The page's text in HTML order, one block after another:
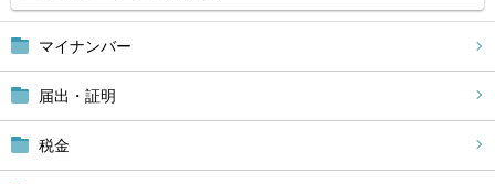
マイナンバー
届出・証明
税金